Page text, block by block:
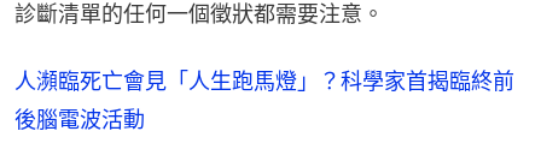
診斷清單的任何一個徵狀都需要注意。
人瀕臨死亡會見「人生跑馬燈」？科學家首揭臨終前
後腦電波活動